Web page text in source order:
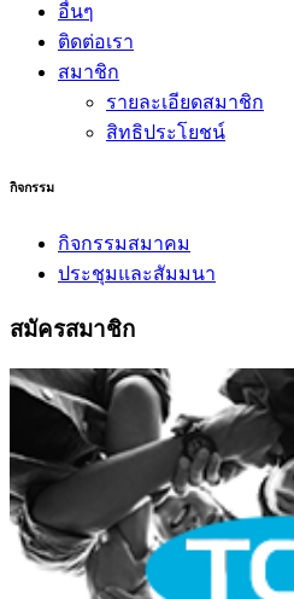
อื่นๆ
ติดต่อเรา
สมาชิก
รายละเอียดสมาชิก
สิทธิประโยชน์
กิจกรรม
กิจกรรมสมาคม
ประชุมและสัมมนา
สมัครสมาชิก